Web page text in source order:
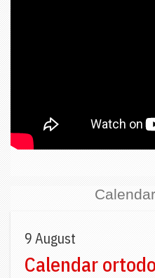
9 August
Calendar